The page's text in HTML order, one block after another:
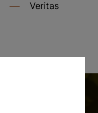
Veritas